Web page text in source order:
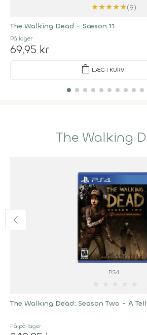
★★★★★(9)
The Walking Dead - Sæson 11
På lager
69,95 kr
shopping_bag LÆG I KURV
The Walking
PS4
The Walking Dead: Season Two - A
Få på lager